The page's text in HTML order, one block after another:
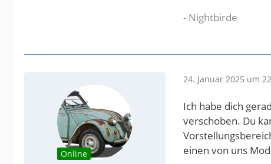
- Nightbirde
Online
24. Januar 2025 um
Ich habe dich
verschoben. Du
einen von uns